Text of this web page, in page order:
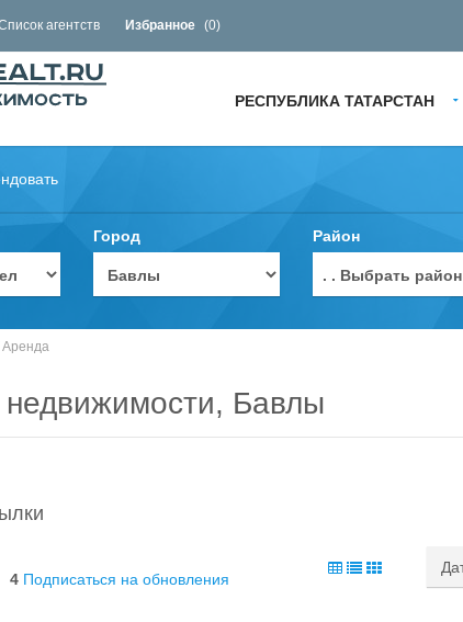
агентств Избранное (0)
РЕСПУБЛИКА ТАТАРСТАН
Город Район
. . Выбрать район
Аренда
Бавлы
4 Подписаться на обновления